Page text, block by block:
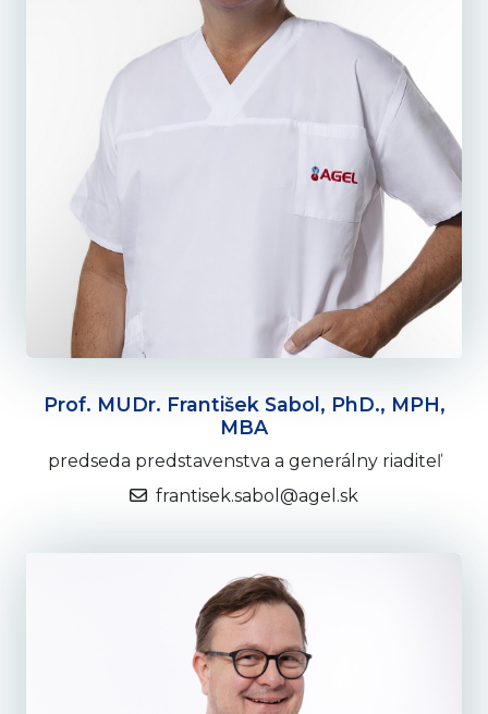
Prof. MUDr. František Sabol, PhD., MPH,
MBA
predseda predstavenstva a generálny riaditeľ
frantisek.sabol@agel.sk